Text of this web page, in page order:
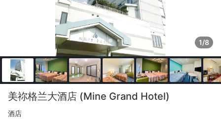
1/8
美祢格兰大酒店 (Mine Grand Hotel)
酒店